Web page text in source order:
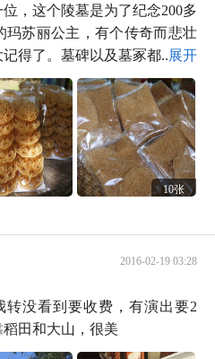
，这个陵墓是为了纪念200多
玛苏丽公主，有个传奇而悲壮
得了。墓碑以及墓冢都...展开
10张
2016-02-19 03:28
转没看到要收费，有演出要2
田和大山，很美